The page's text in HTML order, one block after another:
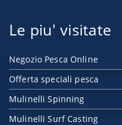
Le piu' visitate
Negozio Pesca Online
Offerta speciali pesca
Mulinelli Spinning
Mulinelli Surf Casting